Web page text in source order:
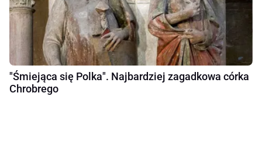
"Śmiejąca się Polka". Najbardziej zagadkowa córka
Chrobrego